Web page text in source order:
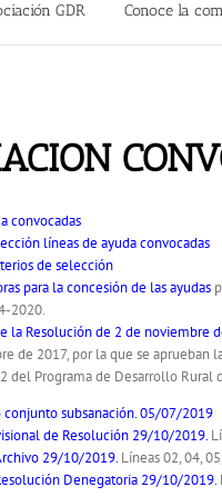
GDR Conoce la
convocadas
líneas de ayuda convocadas
de selección
para la concesión de las ayudas
2020.
la Resolución de 2 de noviembre
de 2017, por la que se aprueban
del Programa de Desarrollo Rural
subsanación. 05/07/2019
de Resolución 29/10/2019.
29/10/2019. Líneas 02, 04,
Denegatoria 29/10/2019.